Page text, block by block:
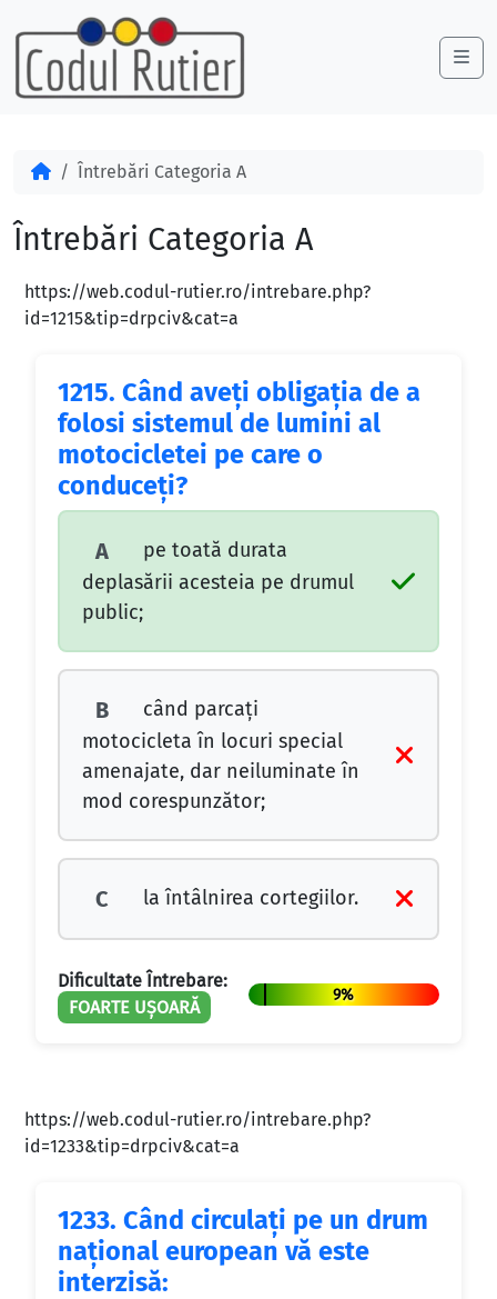
Skip to content
Skip to footer
AcasăÎntrebări Categoria A
Întrebări Categoria A
https://web.codul-rutier.ro/intrebare.php?
id=1215&tip=drpciv&cat=a
1215. Când aveţi obligaţia de a
folosi sistemul de lumini al
motocicletei pe care o
conduceţi?
A
pe toată durata
deplasării acesteia pe drumul
public;
B
când parcaţi
motocicleta în locuri special
amenajate, dar neiluminate în
mod corespunzător;
C la întâlnirea cortegiilor.
Dificultate Întrebare:
FOARTE UȘOARĂ
9%
https://web.codul-rutier.ro/intrebare.php?
id=1233&tip=drpciv&cat=a
1233. Când circulaţi pe un drum
naţional european vă este
interzisă: